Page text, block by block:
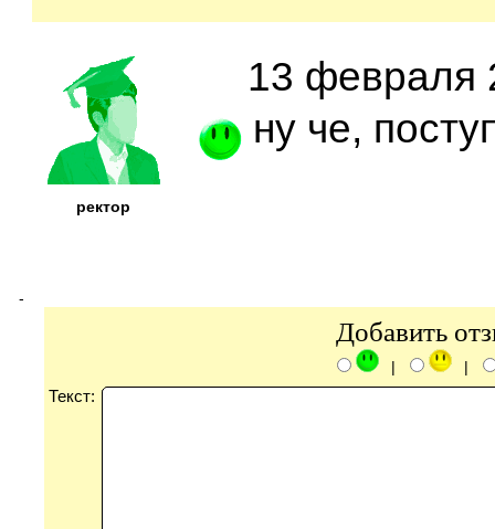
ректор
13 февраля
ну че,
-
Добавить
| |
Текст: